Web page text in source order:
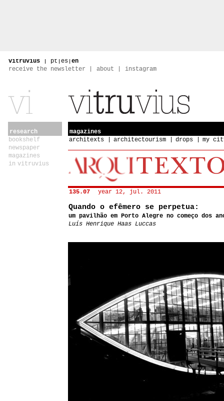
vitruvius | pt | es | en
receive the newsletter
about instagram
research
bookshelf
newspaper
magazines
in vitruvius
magazines
architexts
architectourism drops my
135.07 year 12, jul. 2011
Quando o efêmero se perpetua:
um pavilhão em Porto Alegre no começo dos
Luís Henrique Haas Luccas